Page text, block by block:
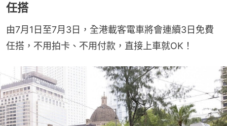
任搭
由7月1日至7月3日，全港載客電車將會連續3日免費
任搭，不用拍卡、不用付款，直接上車就OK！